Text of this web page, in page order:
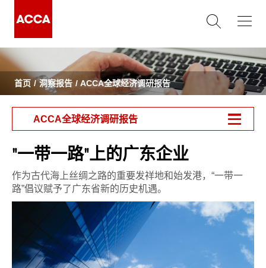
首页 洞察报告 ACCA全球经济调研报告
ACCA全球经济调研报告
"一带一路"上的广东企业
作为古代海上丝绸之路的重要发祥地和始发港，“一带一
路”倡议赋予了广东省新的历史机遇。